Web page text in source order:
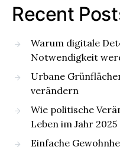
Recent
Warum digitale
Notwendigkeit
Urbane
verändern
Wie politische
Leben im Jahr
Einfache